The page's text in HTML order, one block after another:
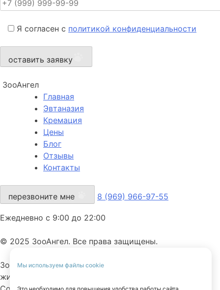
Я согласен с политикой конфиденциальности
оставить заявку
Мы используем файлы cookie
ЗооАнгел
Главная
Эвтаназия
Кремация
Цены
Блог
Отзывы
Контакты
перезвоните мне 8 (969) 966-97-55
Ежедневно с 9:00 до 22:00
© 2025 ЗооАнгел. Все права защищены.
ЗооАнгел — ритуальная служба для домашних
животных.